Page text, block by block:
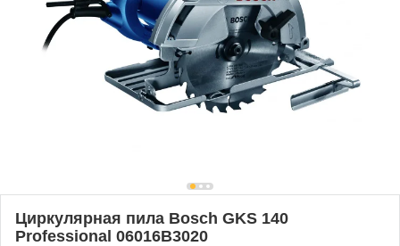
Циркулярная пила Bosch GKS 140
Professional 06016B3020